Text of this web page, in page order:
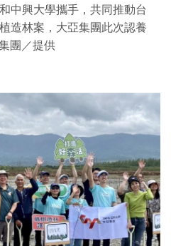
中興大學攜手，共同推動台
造林案，大亞集團此次認養
團／提供